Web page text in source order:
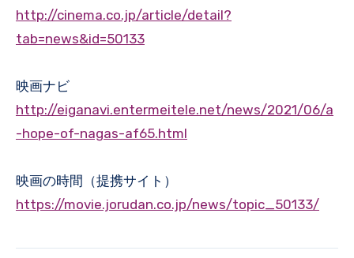
http://cinema.co.jp/article/detail?
tab=news&id=50133
映画ナビ
http://eiganavi.entermeitele.net/news/2021/06/a
-hope-of-nagas-af65.html
映画の時間（提携サイト）
https://movie.jorudan.co.jp/news/topic_50133/